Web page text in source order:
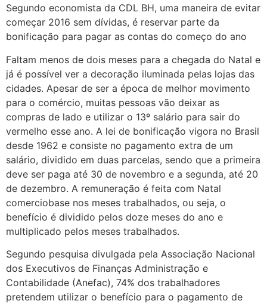
Segundo economista da CDL BH, uma maneira de evitar
começar 2016 sem dívidas, é reservar parte da
bonificação para pagar as contas do começo do ano
Faltam menos de dois meses para a chegada do Natal e
já é possível ver a decoração iluminada pelas lojas das
cidades. Apesar de ser a época de melhor movimento
para o comércio, muitas pessoas vão deixar as
compras de lado e utilizar o 13º salário para sair do
vermelho esse ano. A lei de bonificação vigora no Brasil
desde 1962 e consiste no pagamento extra de um
salário, dividido em duas parcelas, sendo que a primeira
deve ser paga até 30 de novembro e a segunda, até 20
de dezembro. A remuneração é feita com Natal
comerciobase nos meses trabalhados, ou seja, o
benefício é dividido pelos doze meses do ano e
multiplicado pelos meses trabalhados.
Segundo pesquisa divulgada pela Associação Nacional
dos Executivos de Finanças Administração e
Contabilidade (Anefac), 74% dos trabalhadores
pretendem utilizar o benefício para o pagamento de